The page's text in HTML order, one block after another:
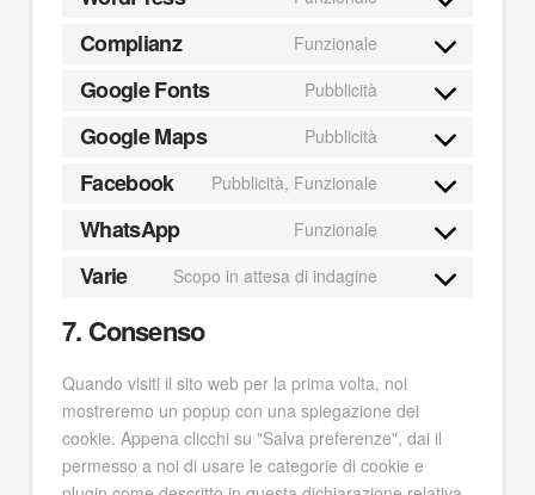
Complianz Funzionale
Google Fonts Pubblicità
Google Maps Pubblicità
Facebook Pubblicità, Funzionale
WhatsApp Funzionale
Varie Scopo in attesa di indagine
7. Consenso
Quando visiti il sito web per la prima volta, noi
mostreremo un popup con una spiegazione dei
cookie. Appena clicchi su "Salva preferenze", dai il
permesso a noi di usare le categorie di cookie e